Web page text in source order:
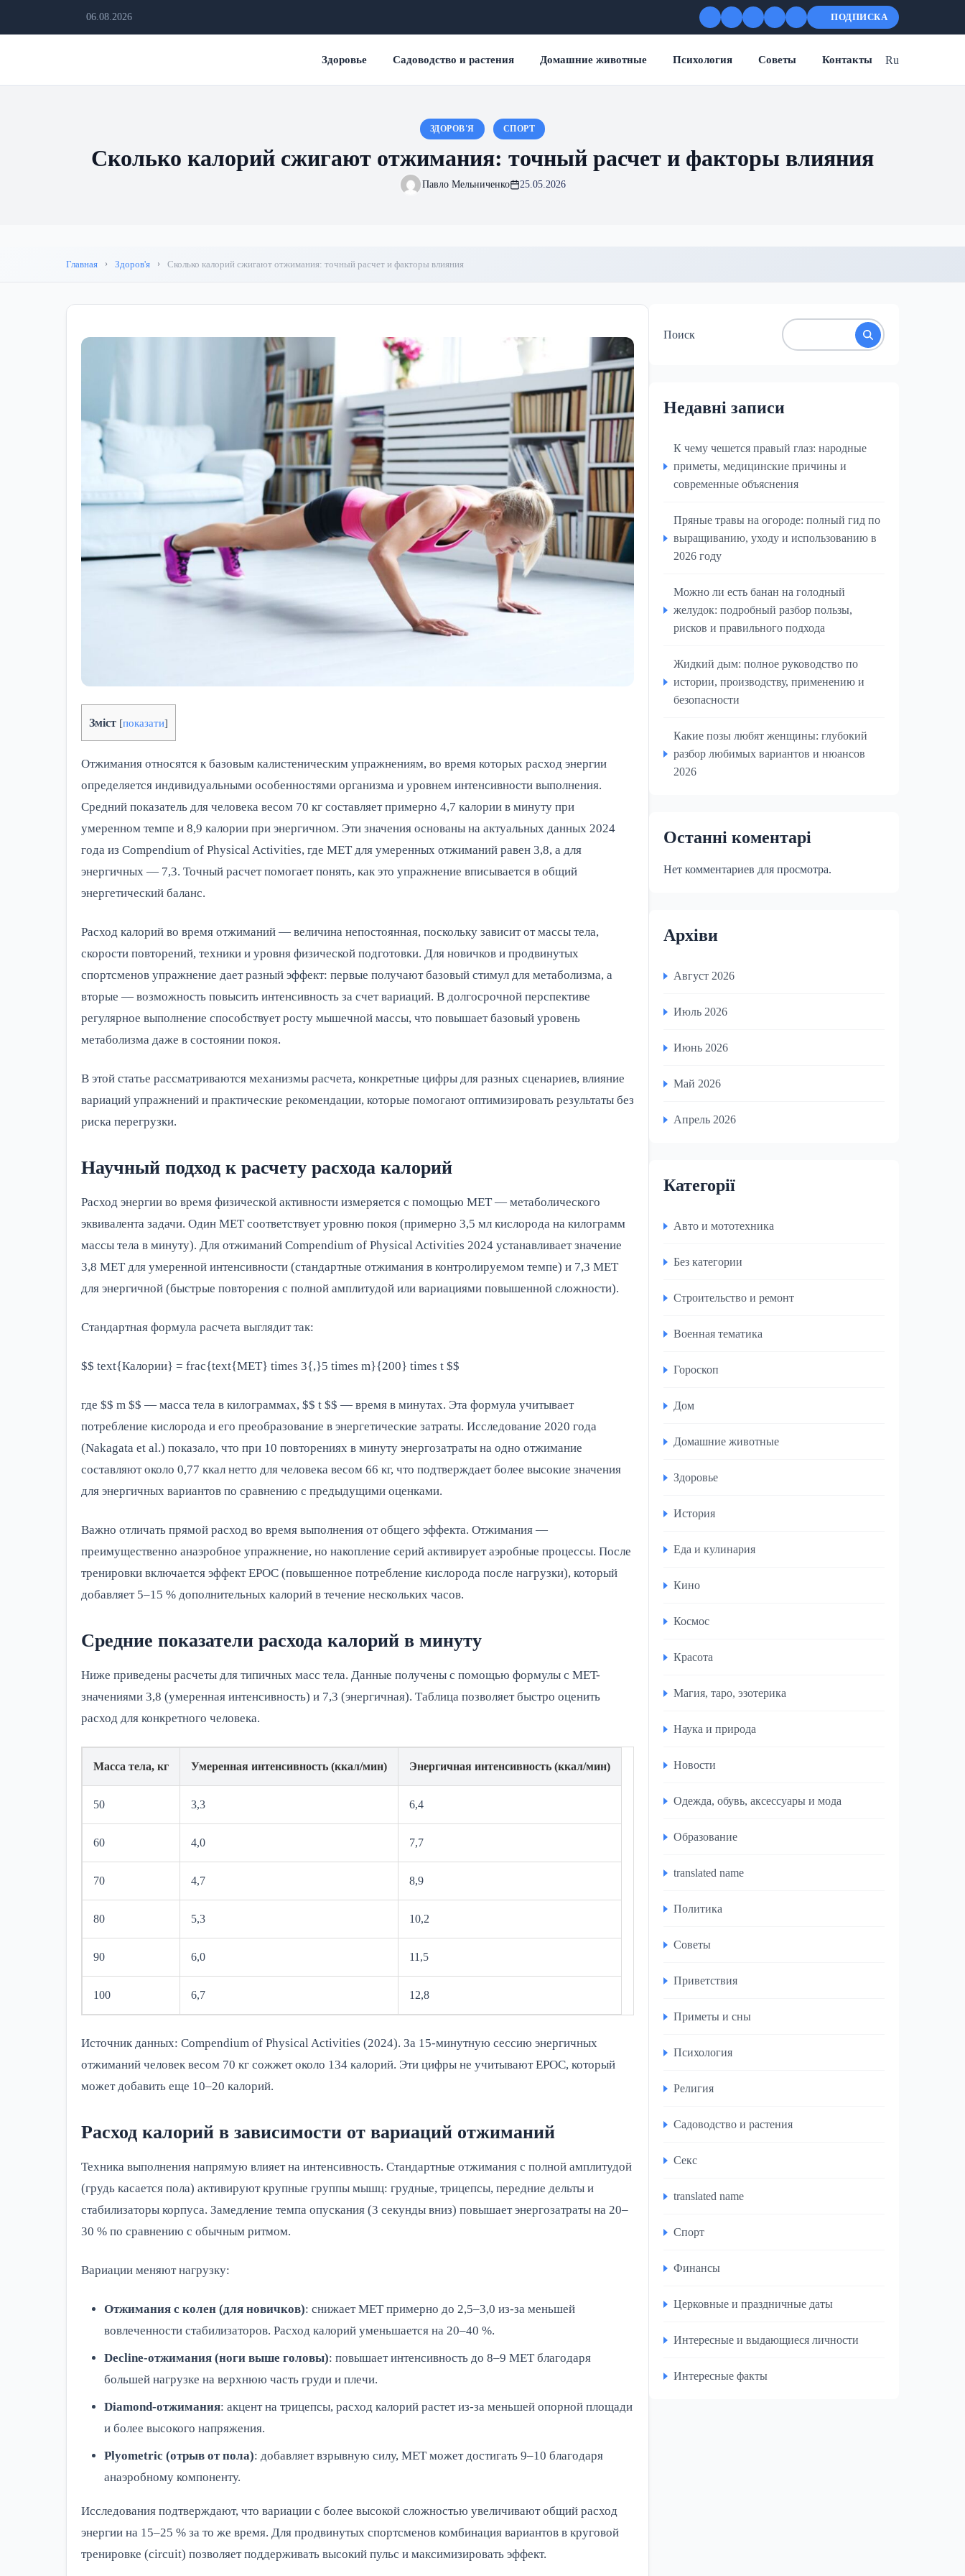
06.08.2026 ПОДПИСКА
Здоровье Садоводство и растения Домашние животные Психология Советы Контакты Ru
ЗДОРОВ'Я СПОРТ
Сколько калорий сжигают отжимания: точный расчет и факторы влияния
Павло Мельниченко 25.05.2026
Главная Здоров'я Сколько калорий сжигают отжимания: точный расчет и факторы влияния
Зміст [показати]
Отжимания относятся к базовым калистеническим упражнениям, во время которых расход энергии
определяется индивидуальными особенностями организма и уровнем интенсивности выполнения.
Средний показатель для человека весом 70 кг составляет примерно 4,7 калории в минуту при
умеренном темпе и 8,9 калории при энергичном. Эти значения основаны на актуальных данных 2024
года из Compendium of Physical Activities, где MET для умеренных отжиманий равен 3,8, а для
энергичных — 7,3. Точный расчет помогает понять, как это упражнение вписывается в общий
энергетический баланс.
Расход калорий во время отжиманий — величина непостоянная, поскольку зависит от массы тела,
скорости повторений, техники и уровня физической подготовки. Для новичков и продвинутых
спортсменов упражнение дает разный эффект: первые получают базовый стимул для метаболизма, а
вторые — возможность повысить интенсивность за счет вариаций. В долгосрочной перспективе
регулярное выполнение способствует росту мышечной массы, что повышает базовый уровень
метаболизма даже в состоянии покоя.
В этой статье рассматриваются механизмы расчета, конкретные цифры для разных сценариев, влияние
вариаций упражнений и практические рекомендации, которые помогают оптимизировать результаты без
риска перегрузки.
Научный подход к расчету расхода калорий
Расход энергии во время физической активности измеряется с помощью MET — метаболического
эквивалента задачи. Один MET соответствует уровню покоя (примерно 3,5 мл кислорода на килограмм
массы тела в минуту). Для отжиманий Compendium of Physical Activities 2024 устанавливает значение
3,8 MET для умеренной интенсивности (стандартные отжимания в контролируемом темпе) и 7,3 MET
для энергичной (быстрые повторения с полной амплитудой или вариациями повышенной сложности).
Стандартная формула расчета выглядит так:
$$ text{Калории} = frac{text{MET} times 3{,}5 times m}{200} times t $$
где $$ m $$ — масса тела в килограммах, $$ t $$ — время в минутах. Эта формула учитывает
потребление кислорода и его преобразование в энергетические затраты. Исследование 2020 года
(Nakagata et al.) показало, что при 10 повторениях в минуту энергозатраты на одно отжимание
составляют около 0,77 ккал нетто для человека весом 66 кг, что подтверждает более высокие значения
для энергичных вариантов по сравнению с предыдущими оценками.
Важно отличать прямой расход во время выполнения от общего эффекта. Отжимания —
преимущественно анаэробное упражнение, но накопление серий активирует аэробные процессы. После
тренировки включается эффект EPOC (повышенное потребление кислорода после нагрузки), который
добавляет 5–15 % дополнительных калорий в течение нескольких часов.
Средние показатели расхода калорий в минуту
Ниже приведены расчеты для типичных масс тела. Данные получены с помощью формулы с MET-
значениями 3,8 (умеренная интенсивность) и 7,3 (энергичная). Таблица позволяет быстро оценить
расход для конкретного человека.
Масса тела, кг Умеренная интенсивность (ккал/мин) Энергичная интенсивность (ккал/мин)
50 3,3 6,4
60 4,0 7,7
70 4,7 8,9
80 5,3 10,2
90 6,0 11,5
100 6,7 12,8
Источник данных: Compendium of Physical Activities (2024). За 15-минутную сессию энергичных
отжиманий человек весом 70 кг сожжет около 134 калорий. Эти цифры не учитывают EPOC, который
может добавить еще 10–20 калорий.
Расход калорий в зависимости от вариаций отжиманий
Техника выполнения напрямую влияет на интенсивность. Стандартные отжимания с полной амплитудой
(грудь касается пола) активируют крупные группы мышц: грудные, трицепсы, передние дельты и
стабилизаторы корпуса. Замедление темпа опускания (3 секунды вниз) повышает энергозатраты на 20–
30 % по сравнению с обычным ритмом.
Вариации меняют нагрузку:
Отжимания с колен (для новичков): снижает MET примерно до 2,5–3,0 из-за меньшей
вовлеченности стабилизаторов. Расход калорий уменьшается на 20–40 %.
Decline-отжимания (ноги выше головы): повышает интенсивность до 8–9 MET благодаря
большей нагрузке на верхнюю часть груди и плечи.
Diamond-отжимания: акцент на трицепсы, расход калорий растет из-за меньшей опорной площади
и более высокого напряжения.
Plyometric (отрыв от пола): добавляет взрывную силу, MET может достигать 9–10 благодаря
анаэробному компоненту.
Исследования подтверждают, что вариации с более высокой сложностью увеличивают общий расход
энергии на 15–25 % за то же время. Для продвинутых спортсменов комбинация вариантов в круговой
тренировке (circuit) позволяет поддерживать высокий пульс и максимизировать эффект.
Поиск
Недавні записи
К чему чешется правый глаз: народные
приметы, медицинские причины и
современные объяснения
Пряные травы на огороде: полный гид по
выращиванию, уходу и использованию в
2026 году
Можно ли есть банан на голодный
желудок: подробный разбор пользы,
рисков и правильного подхода
Жидкий дым: полное руководство по
истории, производству, применению и
безопасности
Какие позы любят женщины: глубокий
разбор любимых вариантов и нюансов
2026
Останні коментарі
Нет комментариев для просмотра.
Архіви
Август 2026
Июль 2026
Июнь 2026
Май 2026
Апрель 2026
Категорії
Авто и мототехника
Без категории
Строительство и ремонт
Военная тематика
Гороскоп
Дом
Домашние животные
Здоровье
История
Еда и кулинария
Кино
Космос
Красота
Магия, таро, эзотерика
Наука и природа
Новости
Одежда, обувь, аксессуары и мода
Образование
translated name
Политика
Советы
Приветствия
Приметы и сны
Психология
Религия
Садоводство и растения
Секс
translated name
Спорт
Финансы
Церковные и праздничные даты
Интересные и выдающиеся личности
Интересные факты